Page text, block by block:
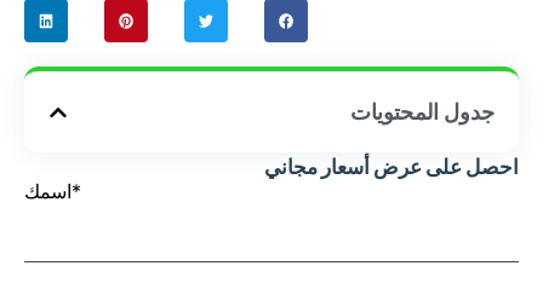
جدول المحتويات
احصل على عرض أسعار مجاني
اسمك*